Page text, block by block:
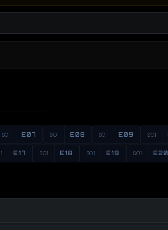
S01 E07 S01 E08 S01 E09 S01
E17 S01 E18 S01 E19 S01 E20